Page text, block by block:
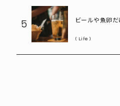
5
ビールや魚卵
Life